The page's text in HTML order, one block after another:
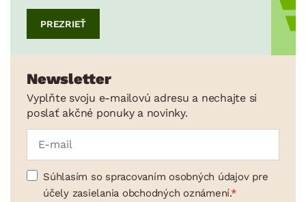
PREZRIEŤ
Newsletter
Vyplňte svoju e-mailovú adresu a nechajte si
poslať akčné ponuky a novinky.
Súhlasím so spracovaním osobných údajov pre
účely zasielania obchodných oznámení.